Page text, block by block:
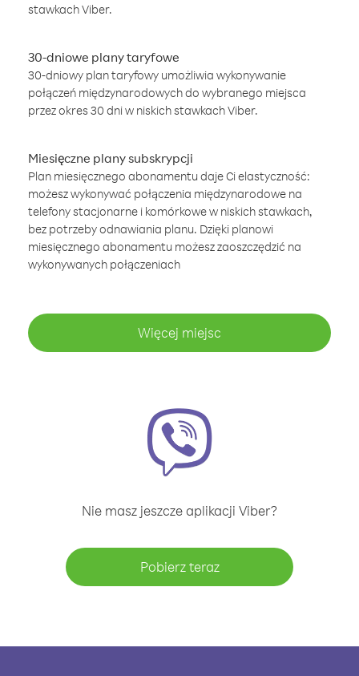
stawkach Viber.
30-dniowe plany taryfowe
30-dniowy plan taryfowy umożliwia wykonywanie
połączeń międzynarodowych do wybranego miejsca
przez okres 30 dni w niskich stawkach Viber.
Miesięczne plany subskrypcji
Plan miesięcznego abonamentu daje Ci elastyczność:
możesz wykonywać połączenia międzynarodowe na
telefony stacjonarne i komórkowe w niskich stawkach,
bez potrzeby odnawiania planu. Dzięki planowi
miesięcznego abonamentu możesz zaoszczędzić na
wykonywanych połączeniach
Więcej miejsc
Nie masz jeszcze aplikacji Viber?
Pobierz teraz